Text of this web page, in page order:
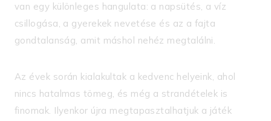
van egy különleges hangulata: a napsütés, a víz
csillogása, a gyerekek nevetése és az a fajta
gondtalanság, amit máshol nehéz megtalálni.
Az évek során kialakultak a kedvenc helyeink, ahol
nincs hatalmas tömeg, és még a strandételek is
finomak. Ilyenkor újra megtapasztalhatjuk a játék